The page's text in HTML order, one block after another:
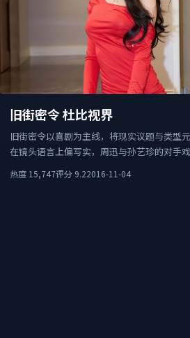
旧街密令 杜比视界
旧街密令以喜剧为主线，将现实议题与类型
在镜头语言上偏写实，周迅与孙艺珍的对手
热度 15,747评分 9.22016-11-04